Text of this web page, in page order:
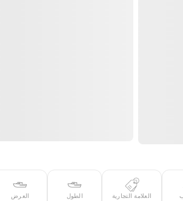
العلامة التجارية الطول العرض